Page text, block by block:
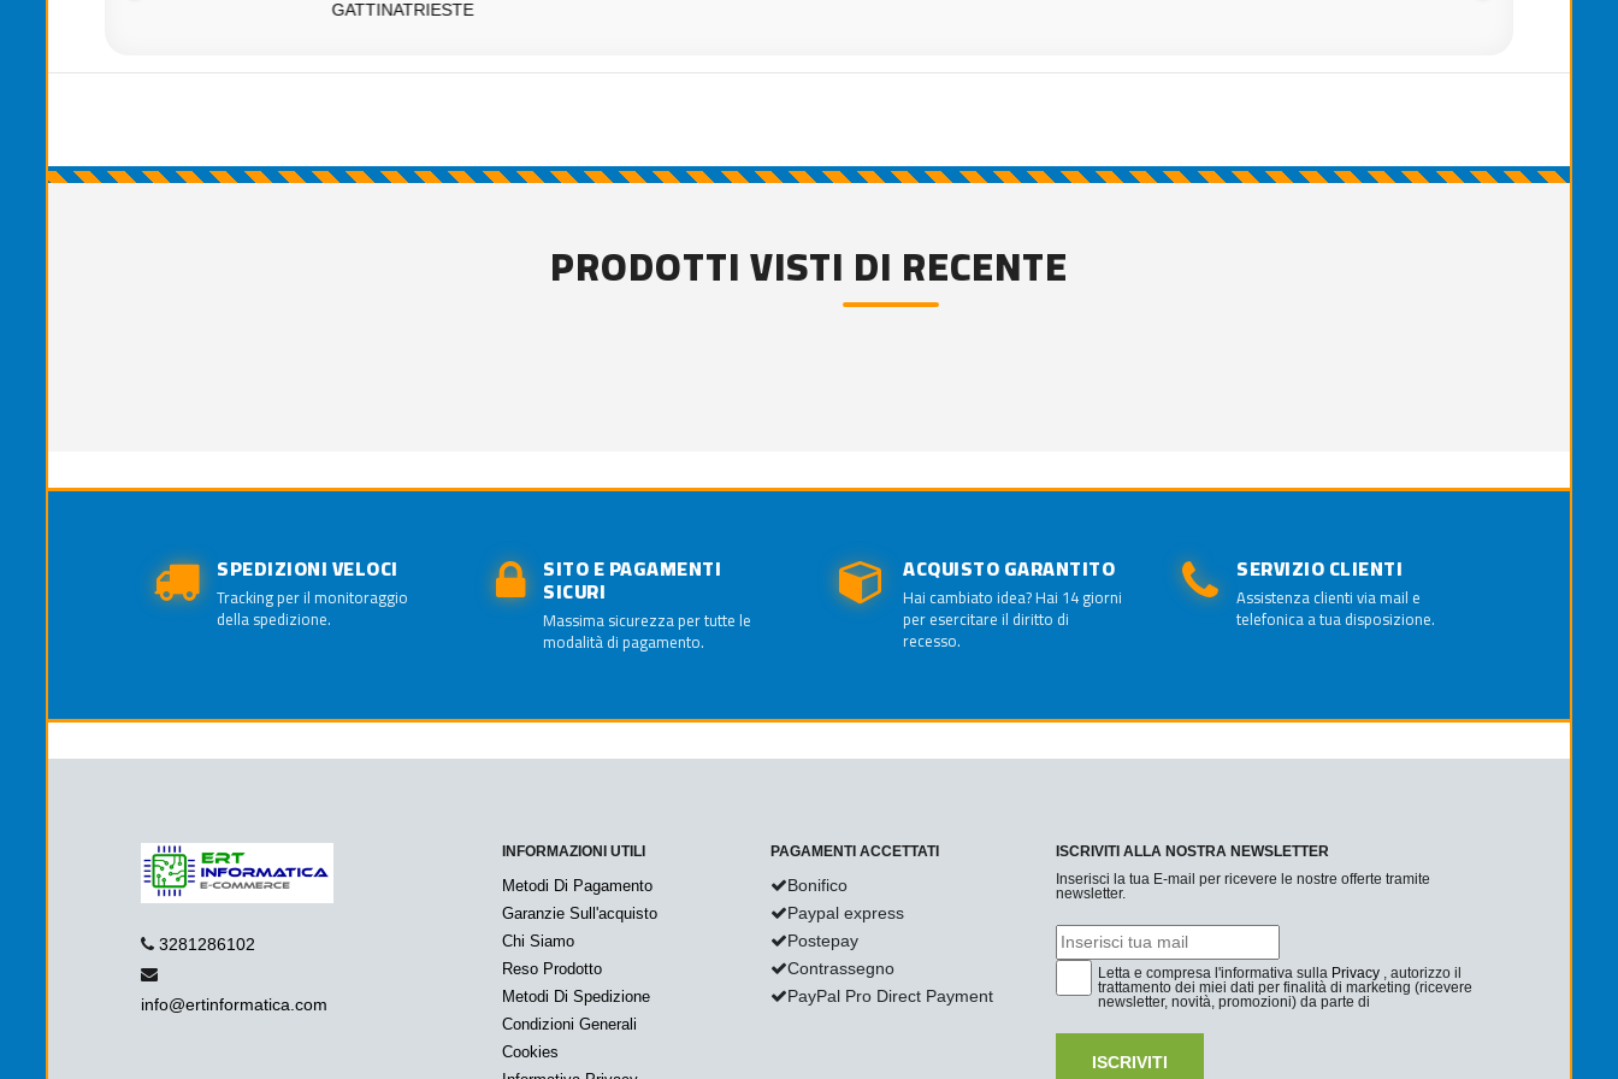
PRODOTTI VISTI DI RECENTE
SPEDIZIONI VELOCI
Tracking per il monitoraggio
della spedizione.
SITO E PAGAMENTI
SICURI
Massima sicurezza per tutte le
modalità di pagamento.
ACQUISTO GARANTITO
Hai cambiato idea? Hai 14 giorni
per esercitare il diritto di
recesso.
SERVIZIO CLIENTI
Assistenza clienti via mail e
telefonica a tua disposizione.
3281286102
info@ertinformatica.com
INFORMAZIONI UTILI
Metodi Di Pagamento
Garanzie Sull'acquisto
Chi Siamo
Reso Prodotto
Metodi Di Spedizione
Condizioni Generali
Cookies
PAGAMENTI ACCETTATI
Bonifico
Paypal express
Postepay
Contrassegno
PayPal Pro Direct Payment
ISCRIVITI ALLA NOSTRA NEWSLETTER
Inserisci la tua E-mail per ricevere le nostre offerte tramite
newsletter.
Letta e compresa l'informativa sulla Privacy , autorizzo il
trattamento dei miei dati per finalità di marketing (ricevere
newsletter, novità, promozioni) da parte di
ISCRIVITI